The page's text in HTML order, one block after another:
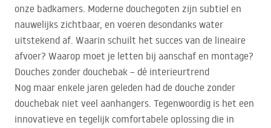
onze badkamers. Moderne douchegoten zijn subtiel en
nauwelijks zichtbaar, en voeren desondanks water
uitstekend af. Waarin schuilt het succes van de lineaire
afvoer? Waarop moet je letten bij aanschaf en montage?
Douches zonder douchebak – dé interieurtrend
Nog maar enkele jaren geleden had de douche zonder
douchebak niet veel aanhangers. Tegenwoordig is het een
innovatieve en tegelijk comfortabele oplossing die in